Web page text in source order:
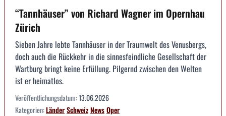
“Tannhäuser” von Richard Wagner im Opernhau
Zürich
Sieben Jahre lebte Tannhäuser in der Traumwelt des Venusbergs,
doch auch die Rückkehr in die sinnesfeindliche Gesellschaft der
Wartburg bringt keine Erfüllung. Pilgernd zwischen den Welten
ist er heimatlos.
Veröffentlichungsdatum:13.06.2026
Kategorien:LänderSchweizNewsOper